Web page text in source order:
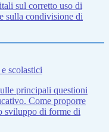
sul corretto uso di
sulla condivisione di
scolastici
principali questioni
Come proporre
sviluppo di forme di